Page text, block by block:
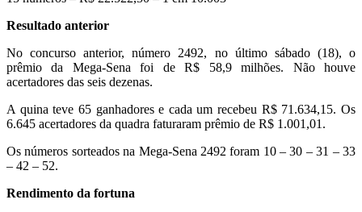
Resultado anterior
No concurso anterior, número 2492, no último sábado (18), o
prêmio da Mega-Sena foi de R$ 58,9 milhões. Não houve
acertadores das seis dezenas.
A quina teve 65 ganhadores e cada um recebeu R$ 71.634,15. Os
6.645 acertadores da quadra faturaram prêmio de R$ 1.001,01.
Os números sorteados na Mega-Sena 2492 foram 10 – 30 – 31 – 33
– 42 – 52.
Rendimento da fortuna